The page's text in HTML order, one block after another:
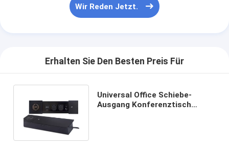
Wir Reden Jetzt.
Erhalten Sie Den Besten Preis Für
Universal Office Schiebe-
Ausgang Konferenztisch